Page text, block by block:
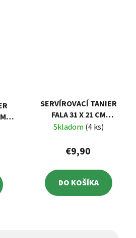
SERVÍROVACÍ TANIER
FALA 31 X 21 CM
AMBITION
Skladom (4 ks)
€9,90
DO KOŠÍKA